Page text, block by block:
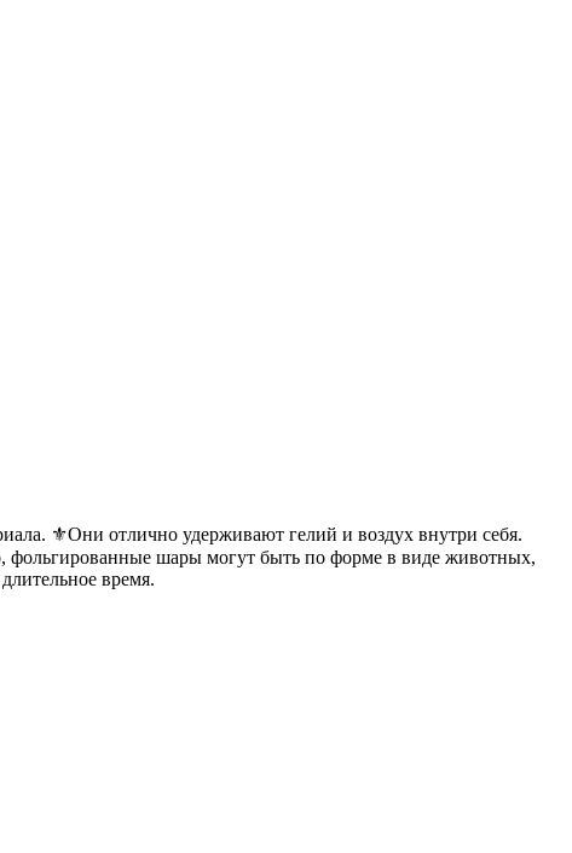
⚜️Они отлично удерживают гелий и воздух внутри себя.
шары могут быть по форме в виде животных,
время.